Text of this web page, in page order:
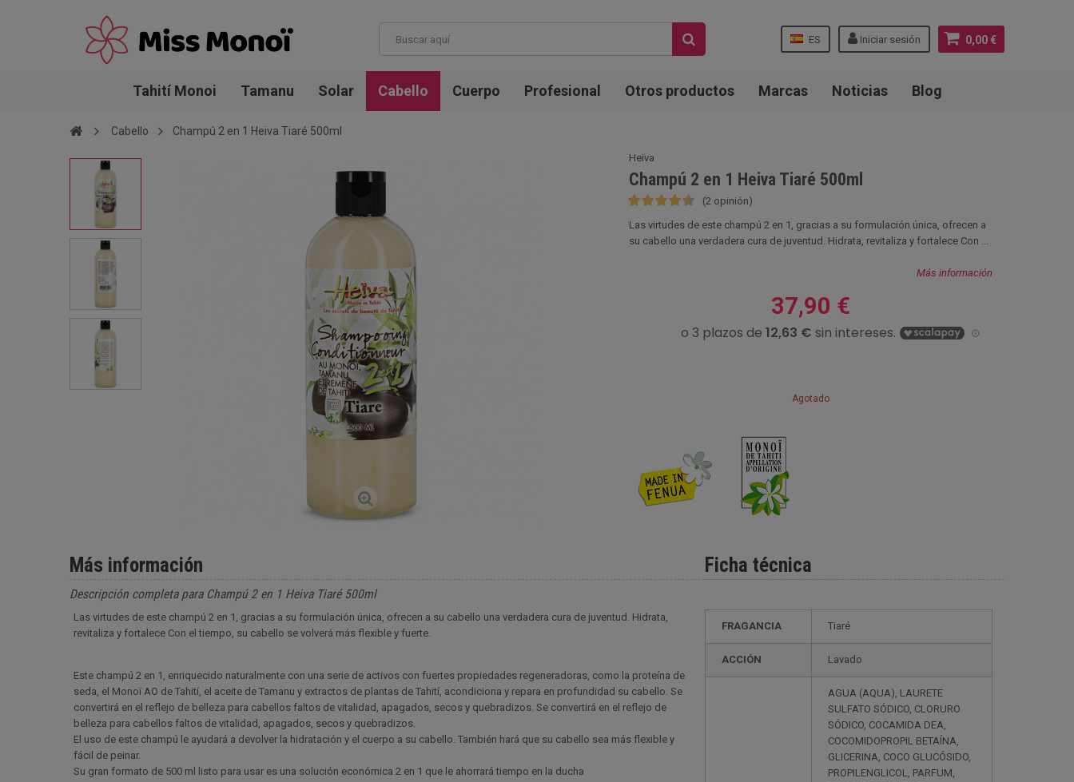
0,00 €
Iniciar sesión
ES
Tahití Monoi Tamanu Solar Cabello Cuerpo Profesional Otros productos Marcas Noticias Blog
Cabello Champú 2 en 1 Heiva Tiaré 500ml
Heïva
Champú 2 en 1 Heiva Tiaré 500ml
(2 opinión)
Las virtudes de este champú 2 en 1, gracias a su formulación única, ofrecen a
su cabello una verdadera cura de juventud. Hidrata, revitaliza y fortalece Con ...
Más información
37,90 €
Agotado
Ficha técnica
FRAGANCIA Tiaré
ACCIÓN Lavado
AGUA (AQUA), LAURETE
SULFATO SÓDICO, CLORURO
SÓDICO, COCAMIDA DEA,
COCOMIDOPROPIL BETAÍNA,
GLICERINA, COCO GLUCÓSIDO,
PROPILENGLICOL, PARFUM,
Más información
Descripción completa para Champú 2 en 1 Heiva Tiaré 500ml
Las virtudes de este champú 2 en 1, gracias a su formulación única, ofrecen a su cabello una verdadera cura de juventud. Hidrata,
revitaliza y fortalece Con el tiempo, su cabello se volverá más flexible y fuerte.
Este champú 2 en 1, enriquecido naturalmente con una serie de activos con fuertes propiedades regeneradoras, como la proteína de
seda, el Monoï AO de Tahití, el aceite de Tamanu y extractos de plantas de Tahití, acondiciona y repara en profundidad su cabello. Se
convertirá en el reflejo de belleza para cabellos faltos de vitalidad, apagados, secos y quebradizos. Se convertirá en el reflejo de
belleza para cabellos faltos de vitalidad, apagados, secos y quebradizos.
El uso de este champú le ayudará a devolver la hidratación y el cuerpo a su cabello. También hará que su cabello sea más flexible y
fácil de peinar.
Su gran formato de 500 ml listo para usar es una solución económica 2 en 1 que le ahorrará tiempo en la ducha